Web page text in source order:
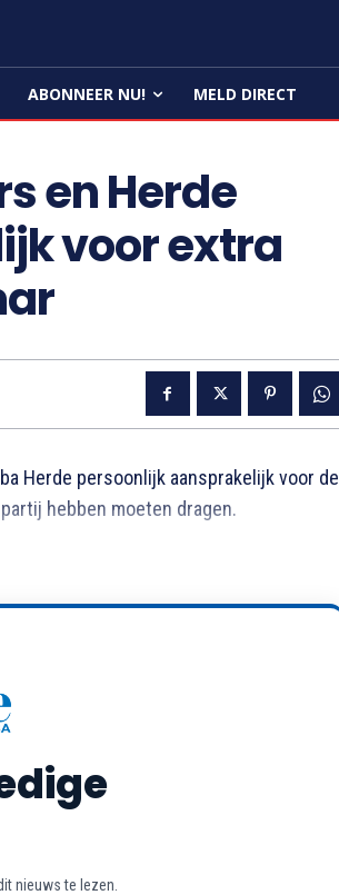
ABONNEER NU! MELD DIRECT
en Herde
voor extra
Herde persoonlijk aansprakelijk voor de
hebben moeten dragen.
nieuws te lezen.